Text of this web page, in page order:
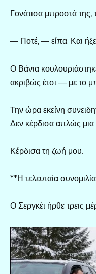
Γονάτισα μπροστά της,
— Ποτέ, — είπα. Και
Ο Βάνια
ακριβώς έτσι — με το
Την ώρα εκείνη
Δεν κέρδισα απλώς μια
Κέρδισα τη ζωή μου.
**Η τελευταία
Ο Σεργκέι ήρθε τρεις